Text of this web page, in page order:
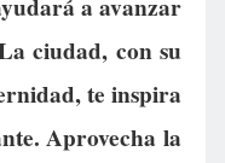
a avanzar
ciudad, con su
te inspira
Aprovecha la